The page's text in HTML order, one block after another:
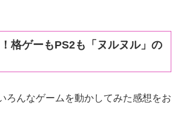
格ゲーもPS2も「ヌルヌル」の
ろんなゲームを動かしてみた感想をお